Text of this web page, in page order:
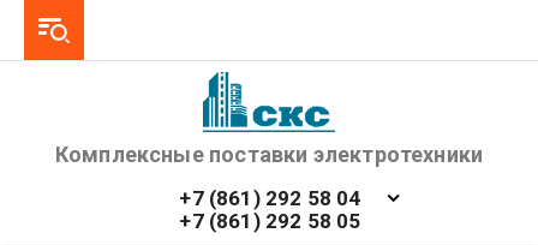
Комплексные поставки электротехники
+7 (861) 292 58 04
+7 (861) 292 58 05